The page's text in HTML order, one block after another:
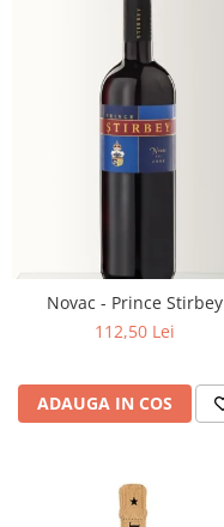
Novac - Prince Stirbey
112,50 Lei
ADAUGA IN COS